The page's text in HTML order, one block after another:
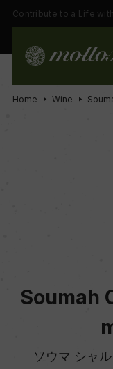
Contribute to a Life
Home Wine
Soumah
ソウマ シャ